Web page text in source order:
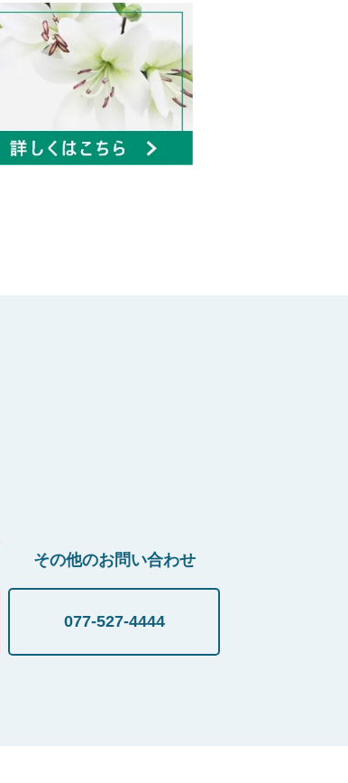
その他のお問い合わせ
077-527-4444